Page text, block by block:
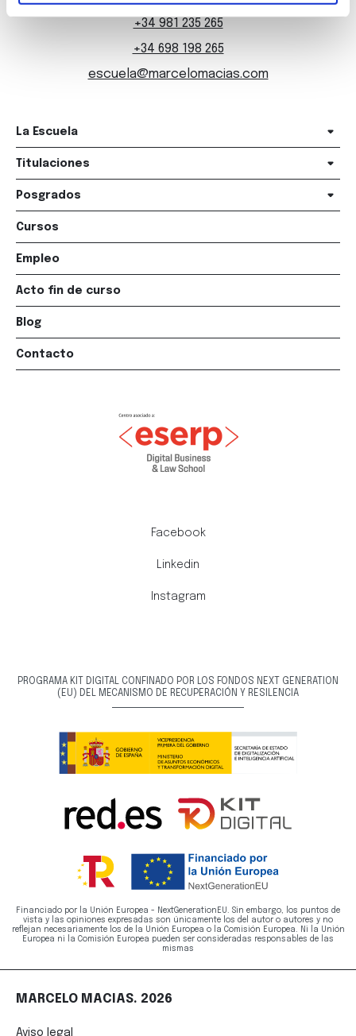
+34 981 235 265
+34 698 198 265
escuela@marcelomacias.com
La Escuela
Titulaciones
Posgrados
Cursos
Empleo
Acto fin de curso
Blog
Contacto
Facebook
Linkedin
Instagram
PROGRAMA KIT DIGITAL CONFINADO POR LOS FONDOS NEXT GENERATION
(EU) DEL MECANISMO DE RECUPERACIÓN Y RESILENCIA
Financiado por la Unión Europea - NextGenerationEU. Sin embargo, los puntos de
vista y las opiniones expresadas son únicamente los del autor o autores y no
reflejan necesariamente los de la Unión Europea o la Comisión Europea. Ni la Unión
Europea ni la Comisión Europea pueden ser consideradas responsables de las
mismas
MARCELO MACIAS. 2026
Aviso legal